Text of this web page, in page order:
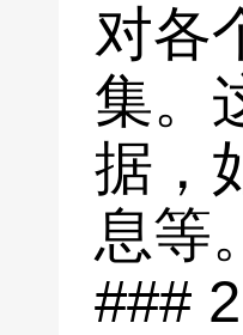
对各
集。
据，
息等。
###